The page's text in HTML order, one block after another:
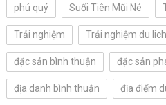
phú quý Suối Tiên Mũi Né
Trải nghiệm Trải nghiệm du lich
đặc sản bình thuận đặc sản
địa danh bình thuận địa điểm